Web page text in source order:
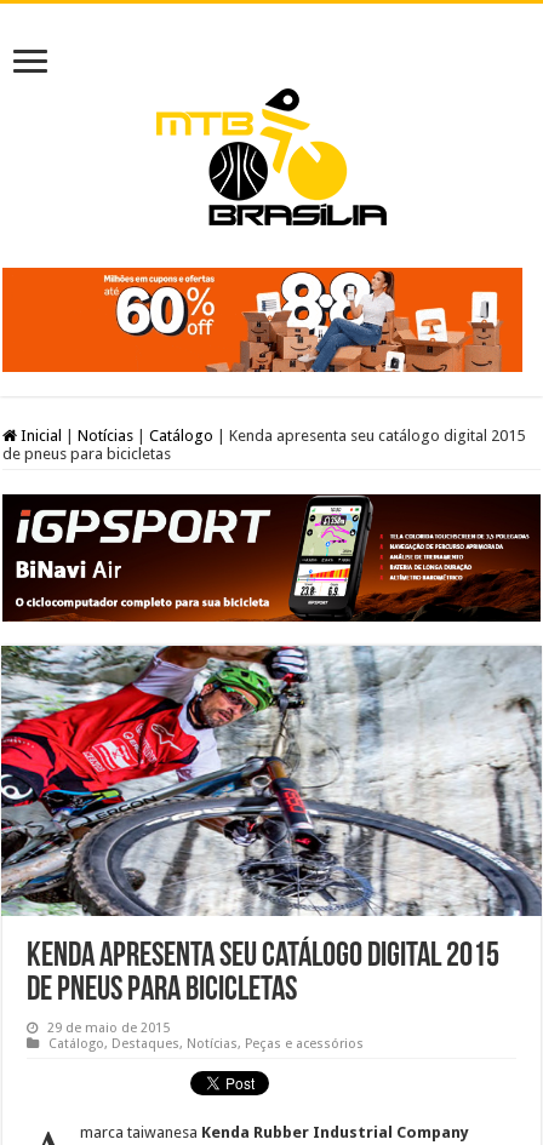
Inicial Notícias Catálogo
Kenda apresenta seu catálogo digital 2015
de pneus para bicicletas
Kenda apresenta seu catálogo digital 2015
de pneus para bicicletas
29 de maio de 2015
Catálogo, Destaques, Notícias, Peças e acessórios
marca taiwanesa Kenda Rubber Industrial Company